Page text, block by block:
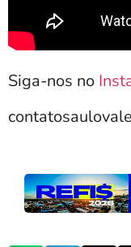
Siga-nos no